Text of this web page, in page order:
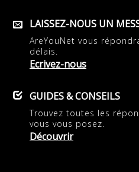
LAISSEZ-NOUS UN
AreYouNet vous
délais.
Ecrivez-nous
GUIDES & CONSEILS
Trouvez toutes les
vous vous posez.
Découvrir